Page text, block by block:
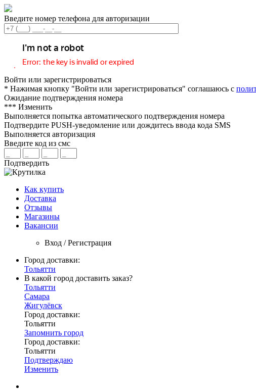
Введите номер телефона для авторизации
Войти или зарегистрироваться
* Нажимая кнопку "Войти или зарегистрироваться" соглашаюсь с
Ожидание подтверждения номера
*** Изменить
Выполняется попытка автоматического подтверждения номера
Подтвердите PUSH-уведомление или дождитесь ввода кода SMS
Выполняется авторизация
Введите код из смс
Подтвердить
Как купить
Доставка
Отзывы
Магазины
Вакансии
Вход / Регистрация
Город доставки:
Тольятти
В какой город доставить заказ?
Тольятти
Самара
Жигулёвск
Город доставки:
Тольятти
Запомнить город
Город доставки:
Тольятти
Подтверждаю
Изменить